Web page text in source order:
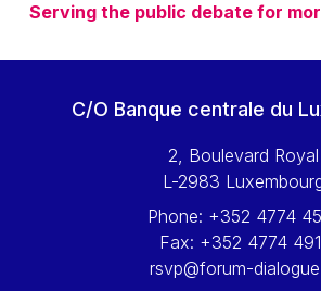
Serving the public debate for
C/O Banque centrale du
2, Boulevard Royal
L-2983
Phone: +352 4774
Fax: +352 4774
rsvp@forum-